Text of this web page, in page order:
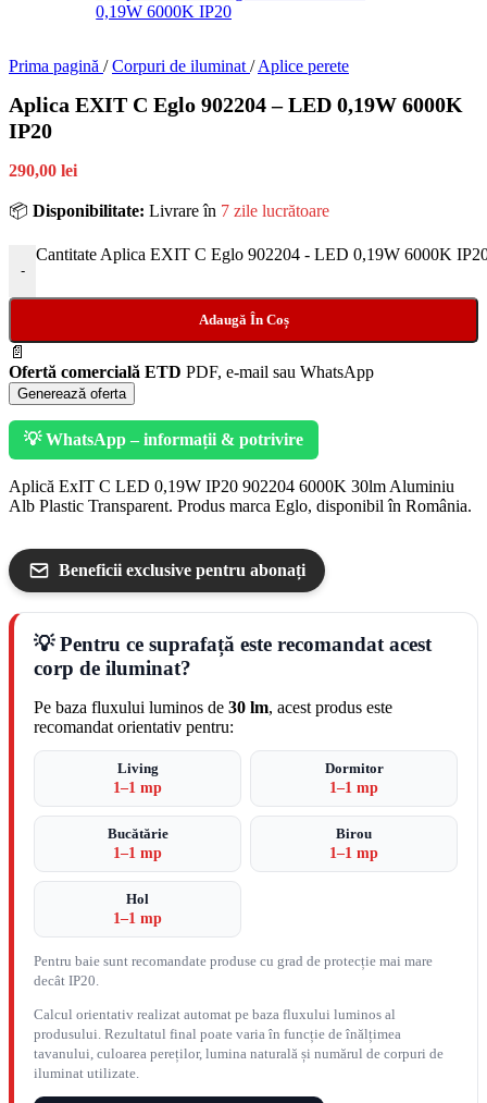
Prima pagină / Corpuri de iluminat / Aplice perete
Aplica EXIT C Eglo 902204 – LED 0,19W 6000K
IP20
290,00 lei
📦 Disponibilitate: Livrare în 7 zile lucrătoare
-
Cantitate Aplica EXIT C Eglo 902204 - LED 0,19W 6000K
Adaugă În Coș
📄
Ofertă comercială ETD PDF, e-mail sau WhatsApp
Generează oferta
💡 WhatsApp – informații & potrivire
Aplică ExIT C LED 0,19W IP20 902204 6000K 30lm Aluminiu
Alb Plastic Transparent. Produs marca Eglo, disponibil în România.
Beneficii exclusive pentru abonați
💡 Pentru ce suprafață este recomandat acest
corp de iluminat?
Pe baza fluxului luminos de 30 lm, acest produs este
recomandat orientativ pentru:
Living
1–1 mp
Dormitor
1–1 mp
Bucătărie
1–1 mp
Birou
1–1 mp
Hol
1–1 mp
Pentru baie sunt recomandate produse cu grad de protecție mai mare
decât IP20.
Calcul orientativ realizat automat pe baza fluxului luminos al
produsului. Rezultatul final poate varia în funcție de înălțimea
tavanului, culoarea pereților, lumina naturală și numărul de corpuri de
iluminat utilizate.